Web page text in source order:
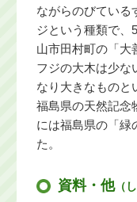
ながらのびている
ジという種類で、
山市田村町の「大
フジの大木は少な
なり大きなものと
福島県の天然記念
には福島県の「緑
た。
資料・他（